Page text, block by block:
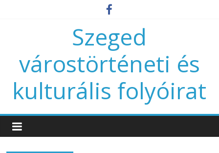
Szeged
várostörténeti és
kulturális folyóirat